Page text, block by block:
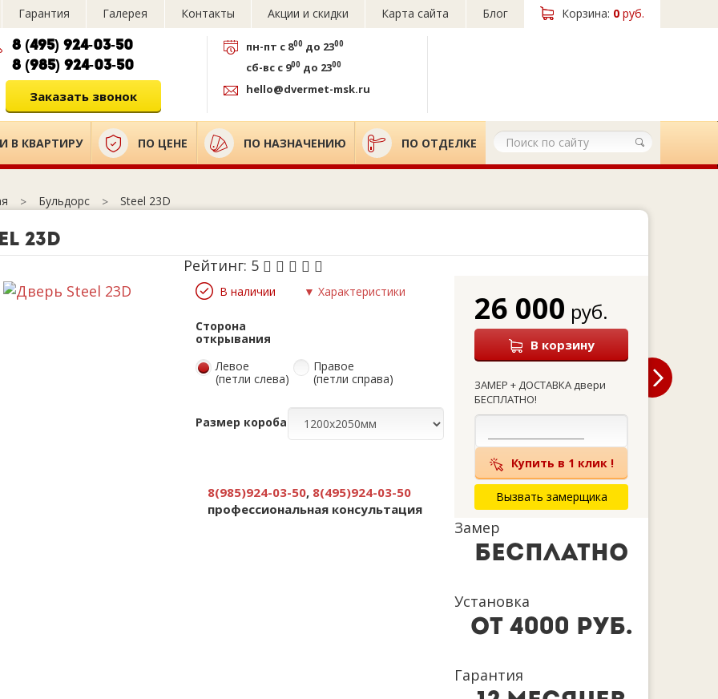
Корзина: 0 руб.
Гарантия Галерея Контакты Акции и скидки Карта сайта Блог
8 (495) 924-03-50
8 (985) 924-03-50
Заказать звонок
пн-пт с 800 до 2300
сб-всс 900 до 2300
hello@dvermet-msk.ru
В КВАРТИРУ ПО ЦЕНЕ ПО НАЗНАЧЕНИЮ ПО ОТДЕЛКЕ
Бульдорс Steel 23D
23D
Рейтинг: 5
В наличии ▼ Характеристики
Сторона
открывания
Левое
(петли слева)
Правое
(петли справа)
Размер короба
8(985)924-03-50, 8(495)924-03-50
профессиональная консультация
26 000 руб.
В корзину
ЗАМЕР + ДОСТАВКА двери
БЕСПЛАТНО!
Купить в 1 клик !
Вызвать замерщика
Замер
бесплатно
Установка
от 4000 руб.
Гарантия